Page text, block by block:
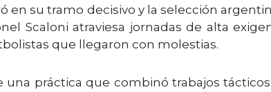
en su tramo decisivo y la selección
Scaloni atraviesa jornadas de alta
que llegaron con molestias.
práctica que combinó trabajos